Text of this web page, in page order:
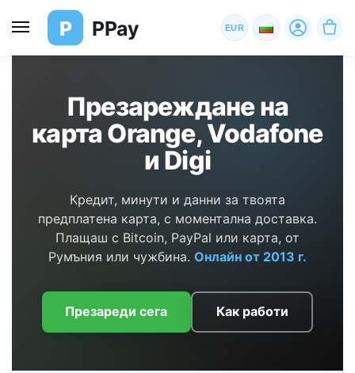
P PPay EUR
Презареждане на
карта Orange, Vodafone
и Digi
Кредит, минути и данни за твоята
предплатена карта, с моментална доставка.
Плащаш с Bitcoin, PayPal или карта, от
Румъния или чужбина. Онлайн от 2013 г.
Презареди сега Как работи